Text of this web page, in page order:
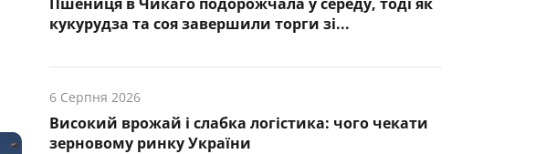
кукурудза та соя завершили торги зі...
6 Серпня 2026
Високий врожай і слабка логістика: чого чекати
зерновому ринку України